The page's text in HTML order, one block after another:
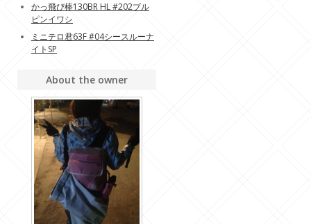
かっ飛び棒130BR HL #202ブル
ピンイワシ
ミニテロ君63F #04シースルーナ
イトSP
About the owner